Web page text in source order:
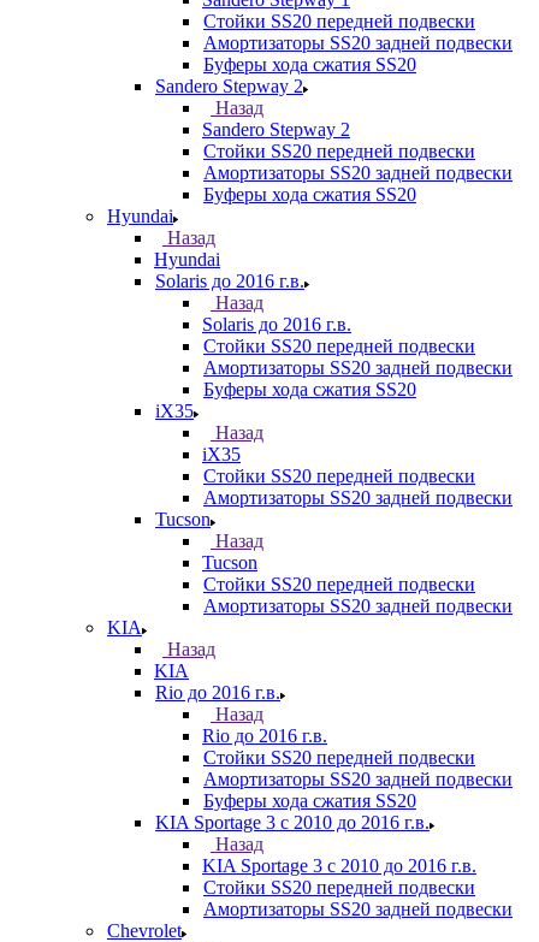
Стойки SS20 передней подвески
Амортизаторы SS20 задней подвески
Буферы хода сжатия SS20
Sandero Stepway 2
Назад
Sandero Stepway 2
Стойки SS20 передней подвески
Амортизаторы SS20 задней подвески
Буферы хода сжатия SS20
Hyundai
Назад
Hyundai
Solaris до 2016 г.в.
Назад
Solaris до 2016 г.в.
Стойки SS20 передней подвески
Амортизаторы SS20 задней подвески
Буферы хода сжатия SS20
iX35
Назад
iX35
Стойки SS20 передней подвески
Амортизаторы SS20 задней подвески
Tucson
Назад
Tucson
Стойки SS20 передней подвески
Амортизаторы SS20 задней подвески
KIA
Назад
KIA
Rio до 2016 г.в.
Назад
Rio до 2016 г.в.
Стойки SS20 передней подвески
Амортизаторы SS20 задней подвески
Буферы хода сжатия SS20
KIA Sportage 3 с 2010 до 2016 г.в.
Назад
KIA Sportage 3 с 2010 до 2016 г.в.
Стойки SS20 передней подвески
Амортизаторы SS20 задней подвески
Chevrolet